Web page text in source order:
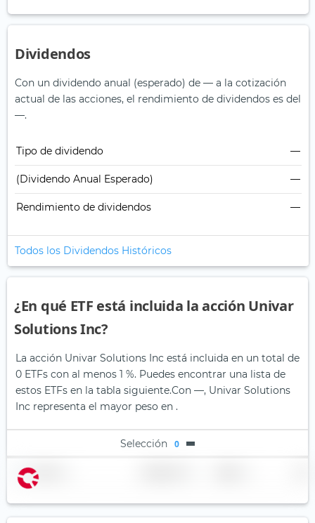
Dividendos
Con un dividendo anual (esperado) de — a la cotización
actual de las acciones, el rendimiento de dividendos es del
—.
Tipo de dividendo —
(Dividendo Anual Esperado) —
Rendimiento de dividendos —
Todos los Dividendos Históricos
¿En qué ETF está incluida la acción Univar
Solutions Inc?
La acción Univar Solutions Inc está incluida en un total de
0 ETFs con al menos 1 %. Puedes encontrar una lista de
estos ETFs en la tabla siguiente.Con —, Univar Solutions
Inc representa el mayor peso en .
Selección 0
Nombre